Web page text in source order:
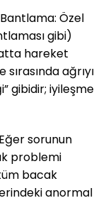
Özel
gibi)
hareket
ağrıyı
gibidir; iyileşme
sorunun
problemi
bacak
anormal